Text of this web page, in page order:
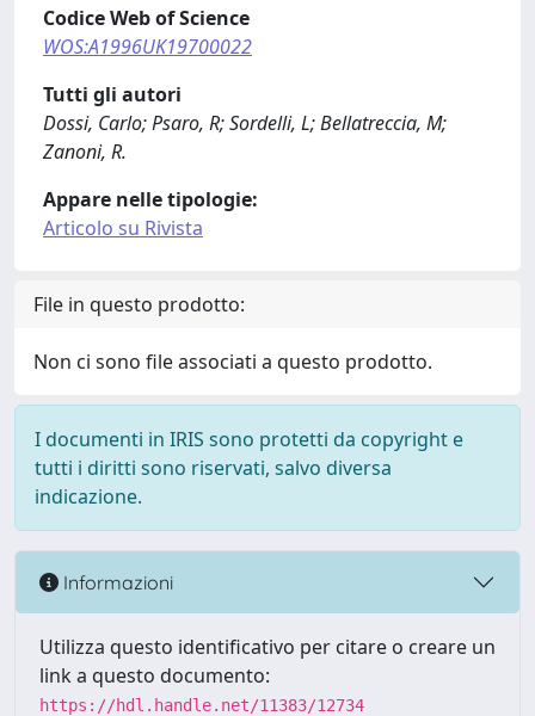
Codice Web of Science
WOS:A1996UK19700022
Tutti gli autori
Dossi, Carlo; Psaro, R; Sordelli, L; Bellatreccia, M;
Zanoni, R.
Appare nelle tipologie:
Articolo su Rivista
File in questo prodotto:
Non ci sono file associati a questo prodotto.
I documenti in IRIS sono protetti da copyright e
tutti i diritti sono riservati, salvo diversa
indicazione.
Informazioni
Utilizza questo identificativo per citare o creare un
link a questo documento:
https://hdl.handle.net/11383/12734